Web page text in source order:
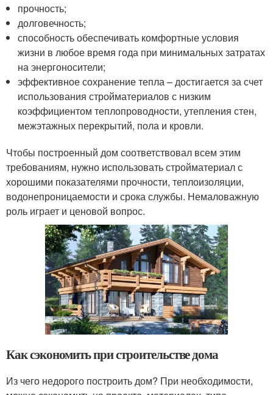
прочность;
долговечность;
способность обеспечивать комфортные условия
жизни в любое время года при минимальных затратах
на энергоносители;
эффективное сохранение тепла – достигается за счет
использования стройматериалов с низким
коэффициентом теплопроводности, утепления стен,
межэтажных перекрытий, пола и кровли.
Чтобы построенный дом соответствовал всем этим
требованиям, нужно использовать стройматериал с
хорошими показателями прочности, теплоизоляции,
водонепроницаемости и срока службы. Немаловажную
роль играет и ценовой вопрос.
Как сэкономить при строительстве дома
Из чего недорого построить дом? При необходимости,